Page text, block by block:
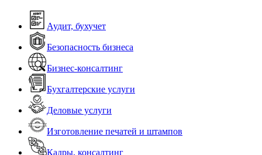
Аудит, бухучет
Безопасность бизнеса
Бизнес-консалтинг
Бухгалтерские услуги
Деловые услуги
Изготовление печатей и штампов
Кадры, консалтинг